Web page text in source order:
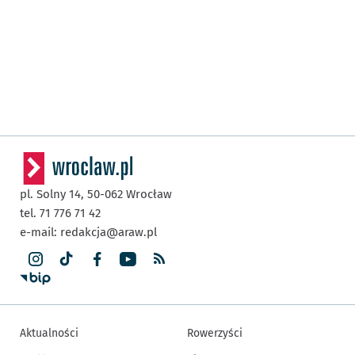
pl. Solny 14, 50-062 Wrocław
tel. 71 776 71 42
e-mail: redakcja@araw.pl
Aktualności
Rowerzyści